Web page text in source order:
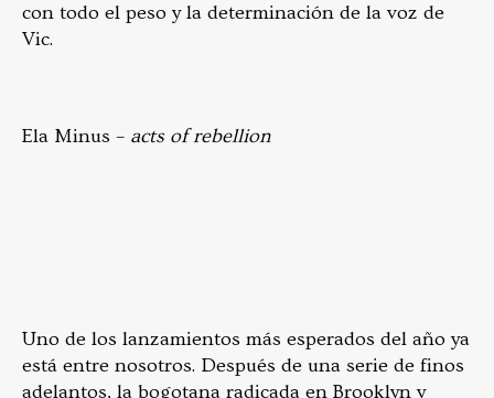
con todo el peso y la determinación de la voz de
Vic.
Ela Minus – acts of rebellion
Uno de los lanzamientos más esperados del año ya
está entre nosotros. Después de una serie de finos
adelantos, la bogotana radicada en Brooklyn y